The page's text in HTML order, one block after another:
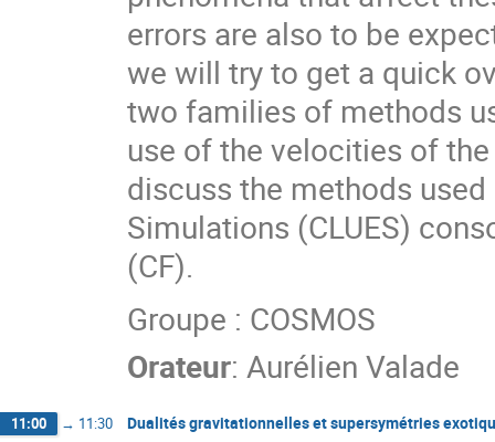
errors are also to be
we will try to get a quick
two families of methods
use of the velocities of
discuss the methods
Simulations (CLUES)
(CF).
Groupe : COSMOS
Orateur: Aurélien Valade
11:00 → 11:30 Dualités gravitationnelles et supersymétries